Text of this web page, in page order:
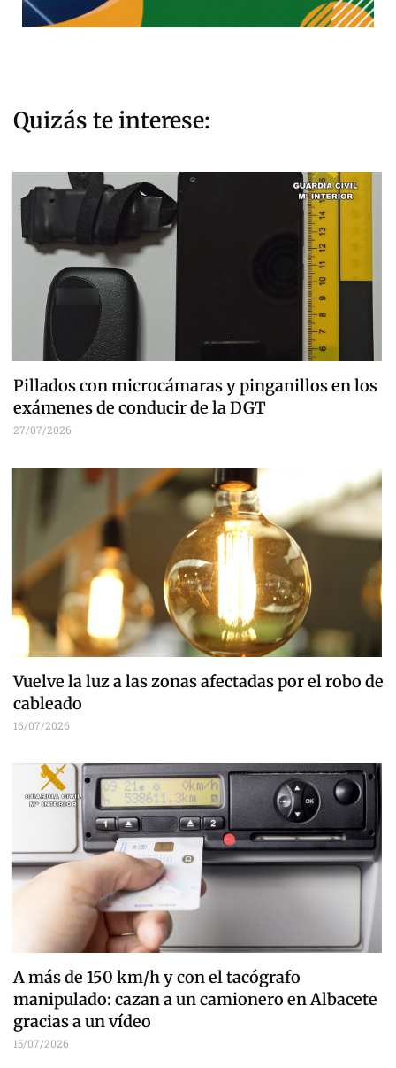
Quizás te interese:
Pillados con microcámaras y pinganillos en los
exámenes de conducir de la DGT
27/07/2026
Vuelve la luz a las zonas afectadas por el robo de
cableado
16/07/2026
A más de 150 km/h y con el tacógrafo
manipulado: cazan a un camionero en Albacete
gracias a un vídeo
15/07/2026